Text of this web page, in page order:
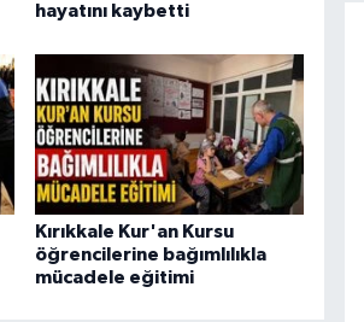
hayatını kaybetti
Kırıkkale Kur'an Kursu
öğrencilerine bağımlılıkla
mücadele eğitimi